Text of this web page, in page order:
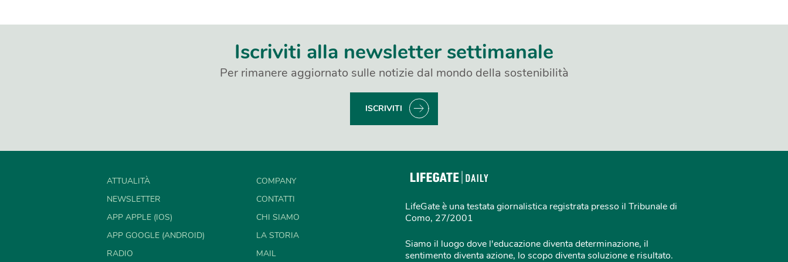
Iscriviti alla newsletter settimanale
Per rimanere aggiornato sulle notizie dal mondo della sostenibilità
ISCRIVITI
ATTUALITÀ
NEWSLETTER
APP APPLE (IOS)
APP GOOGLE (ANDROID)
RADIO
COMPANY
CONTATTI
CHI SIAMO
LA STORIA
MAIL
LifeGate è una testata giornalistica registrata presso il Tribunale di
Como, 27/2001
Siamo il luogo dove l'educazione diventa determinazione, il
sentimento diventa azione, lo scopo diventa soluzione e risultato.